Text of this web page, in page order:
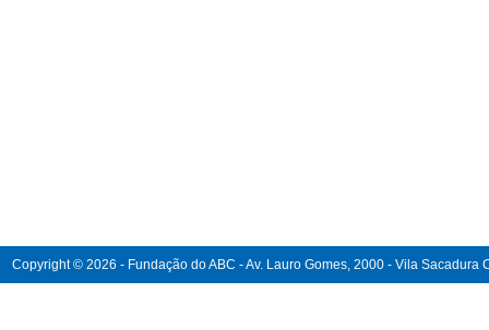
Copyright © 2026 - Fundação do ABC - Av. Lauro Gomes, 2000 - Vila